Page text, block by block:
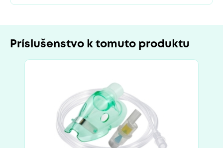
Príslušenstvo k tomuto produktu